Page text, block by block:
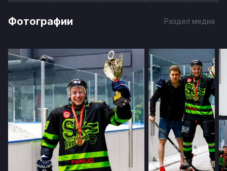
Фотографии Раздел медиа